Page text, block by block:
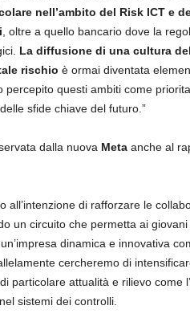
nell’ambito del Risk ICT e
, oltre a quello bancario dove la
La diffusione di una cultura
rischio è ormai diventata
percepito questi ambiti come
sfide chiave del futuro.”
dalla nuova Metaanche al
all’intenzione di rafforzare le
un circuito che permetta ai
dinamica e innovativa
cercheremo di
particolare attualità e rilievo come
sistemi dei controlli.